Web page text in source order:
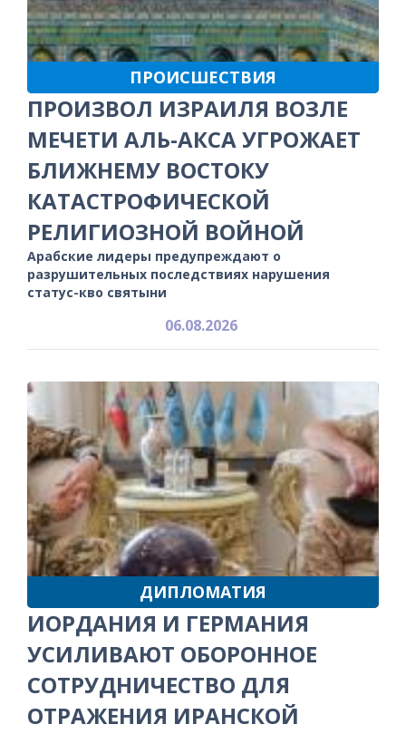
ПРОИСШЕСТВИЯ
ПРОИЗВОЛ ИЗРАИЛЯ ВОЗЛЕ
МЕЧЕТИ АЛЬ-АКСА УГРОЖАЕТ
БЛИЖНЕМУ ВОСТОКУ
КАТАСТРОФИЧЕСКОЙ
РЕЛИГИОЗНОЙ ВОЙНОЙ
Арабские лидеры предупреждают о
разрушительных последствиях нарушения
статус-кво святыни
06.08.2026
ДИПЛОМАТИЯ
ИОРДАНИЯ И ГЕРМАНИЯ
УСИЛИВАЮТ ОБОРОННОЕ
СОТРУДНИЧЕСТВО ДЛЯ
ОТРАЖЕНИЯ ИРАНСКОЙ